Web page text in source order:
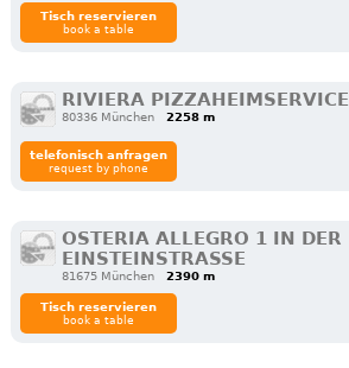
Tisch reservieren
book a table
RIVIERA PIZZAHEIMSERVICE
80336 München 2258 m
telefonisch anfragen
request by phone
OSTERIA ALLEGRO 1 IN DER
EINSTEINSTRASSE
81675 München 2390 m
Tisch reservieren
book a table